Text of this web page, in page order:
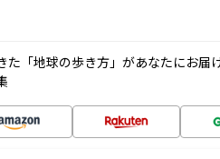
た「地球の歩き方」があなたにお届